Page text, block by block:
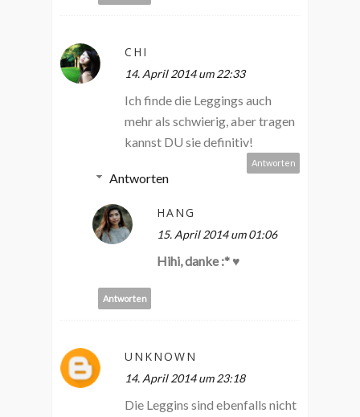
CHI
14. April 2014 um 22:33
Ich finde die Leggings auch
mehr als schwierig, aber tragen
kannst DU sie definitiv!
Antworten
Antworten
HANG
15. April 2014 um 01:06
Hihi, danke :* ♥
Antworten
UNKNOWN
14. April 2014 um 23:18
Die Leggins sind ebenfalls nicht